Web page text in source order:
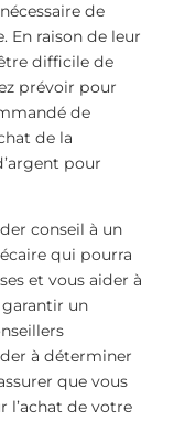
de
En raison de leur
difficile de
prévoir pour
de
de la
pour
conseil à un
qui pourra
et vous aider à
garantir un
à déterminer
que vous
l’achat de votre